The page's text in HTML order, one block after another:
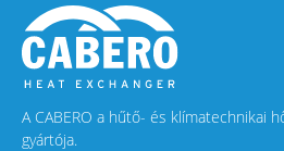
A CABERO a hűtő- és klímatechnikai
gyártója.